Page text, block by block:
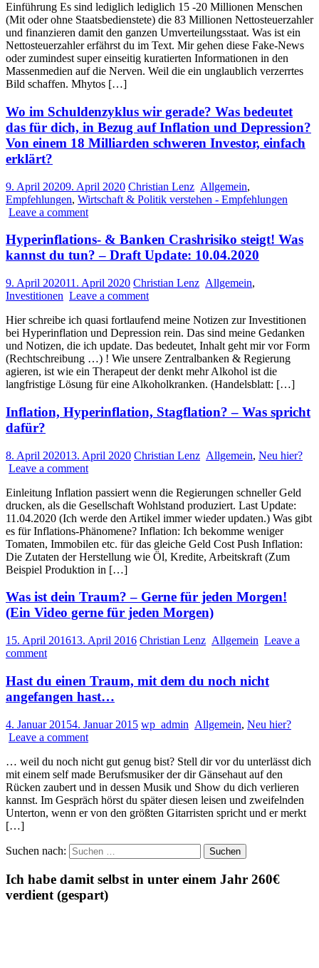
Einführung Es sind lediglich lediglich 15 -20 Millionen Menschen
(Mit oder ohne Staatsbedienstete) die 83 Millionen Nettosteuerzahler
und finanzieren damit den ganzen Umverteilungsstaat. Was ist ein
Nettosteuerzahler erfährst du im Text. Mir gehen diese Fake-News
oder zumindest super einseitig kuratierten Informationen in den
Massenmedien auf die Nerven. Weil die ein unglaublich verzerrtes
Bild schaffen. Mhytos […]
Wo im Schuldenzyklus wir gerade? Was bedeutet
das für dich, in Bezug auf Inflation und Depression?
Von einem 18 Milliarden schweren Investor, einfach
erklärt?
9. April 20209. April 2020 Christian Lenz Allgemein,
Empfehlungen, Wirtschaft & Politik verstehen - Empfehlungen
Leave a comment
Hyperinflations- & Banken Crashrisiko steigt! Was
kannst du tun? – Draft Update: 10.04.2020
9. April 202011. April 2020 Christian Lenz Allgemein,
Investitionen Leave a comment
Hier schreibe ich quasi fortlaufend meine Notizen zur Investitionen
bei Hyperinflation und Depression rein. Das sind meine Gedanken
und Notizen, die ich update. Das bedeutet, Inhalt geht mir vor Form
(Rechtschreibung …) ! Wie unsere Zentralbanken & Regierung
agieren, ist wie ein Therapeut der denkt mehr Alkohol ist die
langfristige Lösung für eine Alkoholkranken. (Handelsblatt: […]
Inflation, Hyperinflation, Stagflation? – Was spricht
dafür?
8. April 202013. April 2020 Christian Lenz Allgemein, Neu hier?
Leave a comment
Einleitung Inflation passiert wenn die Regierungen schneller Geld
drucken, als die Gesellschaft Wohlstand produziert. Last Update:
11.04.2020 (Ich werde den Artikel immer wieder updaten.) Was gibt
es für Inflations-Phänomene? Inflation: Ich bekomme weniger
Tomaten, Immobilen etc. für das gleiche Geld Cost Push Inflation:
Die Zutaten der Herstellung wie Öl, Kredite, Arbeitskraft (Zum
Beispiel Produktion in […]
Was ist dein Traum? – Gerne für jeden Morgen!
(Ein Video gerne für jeden Morgen)
15. April 201613. April 2016 Christian Lenz Allgemein Leave a
comment
Hast du einen Traum, mit dem du noch nicht
angefangen hast…
4. Januar 20154. Januar 2015 wp_admin Allgemein, Neu hier?
Leave a comment
… weil du noch nicht gut genug bist? Stell dir vor du unterlässt dich
mit einem self made Berufsmusiker der dir Gänsehaut auf den
Rücken zaubert und in dessen Musik und Show du dich verlieren
kannst. Im Gespräch hörst du später diesen leisen und zweifelnden
Unterton, wenn er von den größten Gitarristen spricht und er merkt
[…]
Suchen nach:
Ich habe damit selbst in unter einem Jahr 260€
verdient (gespart)